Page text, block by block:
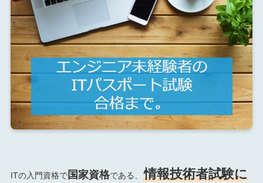
ITの入門資格で国家資格である、
情報技術者試験に